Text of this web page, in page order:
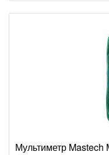
Мультиметр Mastech